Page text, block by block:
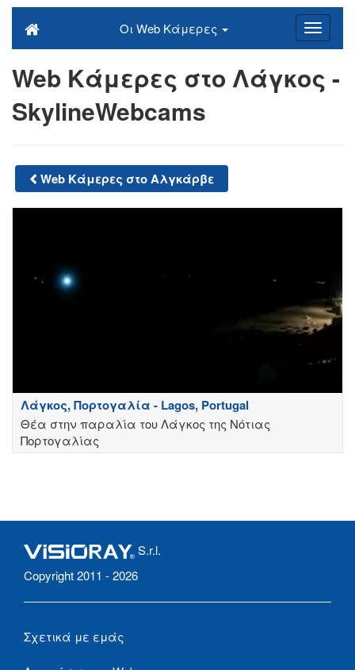
Οι Web Κάμερες
Web Κάμερες στο Λάγκος -
SkylineWebcams
Web Κάμερες στο Αλγκάρβε
Λάγκος, Πορτογαλία - Lagos, Portugal
Θέα στην παραλία του Λάγκος της Νότιας
Πορτογαλίας
S.r.l.
Copyright 2011 - 2026
Σχετικά με εμάς